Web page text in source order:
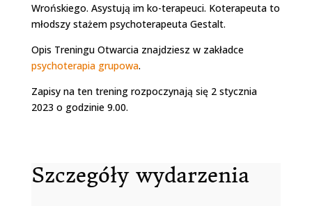
Wrońskiego. Asystują im ko-terapeuci. Koterapeuta to
młodszy stażem psychoterapeuta Gestalt.
Opis Treningu Otwarcia znajdziesz w zakładce
psychoterapia grupowa.
Zapisy na ten trening rozpoczynają się 2 stycznia
2023 o godzinie 9.00.
Szczegóły wydarzenia